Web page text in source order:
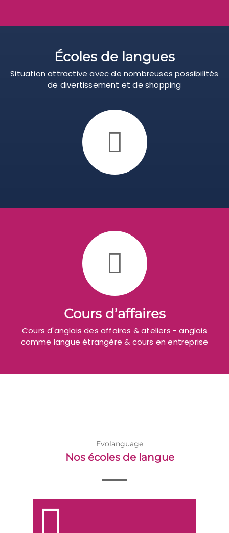
Écoles de langues
Situation attractive avec de nombreuses possibilités
de divertissement et de shopping
Cours d’affaires
Cours d'anglais des affaires & ateliers - anglais
comme langue étrangère & cours en entreprise
Evolanguage
Nos écoles de langue